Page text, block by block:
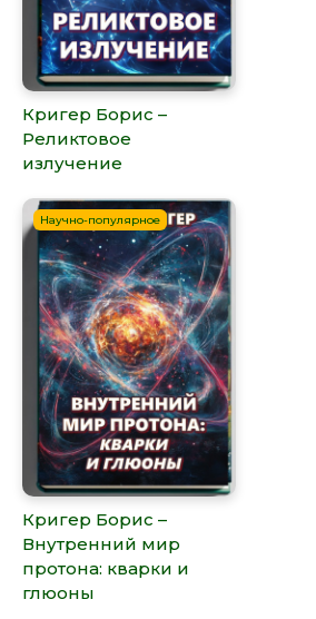
Кригер Борис –
Реликтовое
излучение
Научно-популярное
Кригер Борис –
Внутренний мир
протона: кварки и
глюоны